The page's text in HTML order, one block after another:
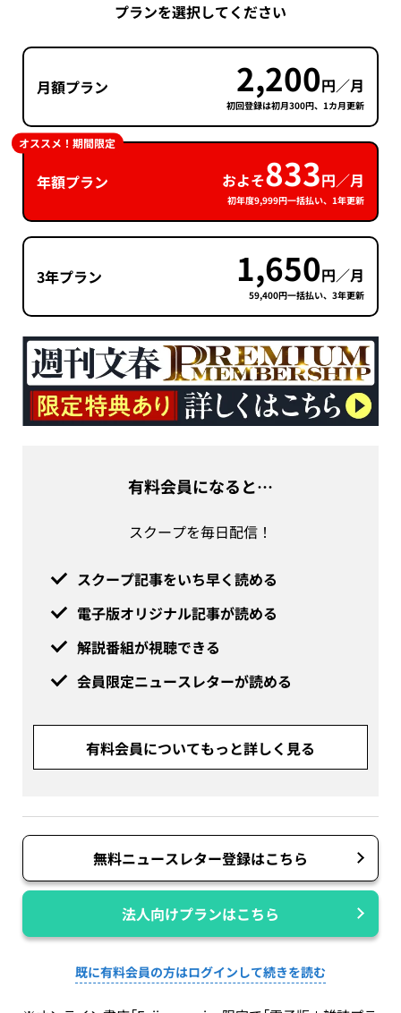
プランを選択してください
月額プラン 2,200円／月
初回登録は初月300円、1カ月更新
年額プラン およそ833円／月
初年度9,999円一括払い、1年更新
オススメ！期間限定
3年プラン 1,650円／月
59,400円一括払い、3年更新
有料会員になると…
スクープを毎日配信！
スクープ記事をいち早く読める
電子版オリジナル記事が読める
解説番組が視聴できる
会員限定ニュースレターが読める
有料会員についてもっと詳しく見る
無料ニュースレター登録はこちら
法人向けプランはこちら
既に有料会員の方はログインして続きを読む